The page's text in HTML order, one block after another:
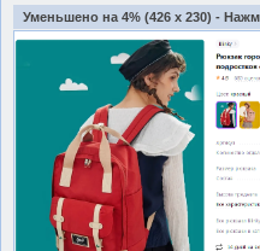
Уменьшено на 4% (426 x 230) -